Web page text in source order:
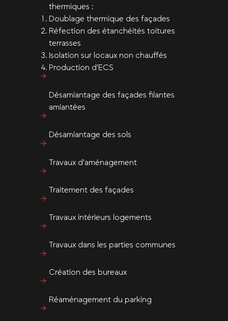
thermiques :
Doublage thermique des façades
Réfection des étanchéités toitures
terrasses
Isolation sur locaux non chauffés
Production d’ECS
Désamiantage des façades filantes
amiantées
Désamiantage des sols
Travaux d’aménagement
Traitement des façades
Travaux intérieurs logements
Travaux dans les parties communes
Création des bureaux
Réaménagement du parking